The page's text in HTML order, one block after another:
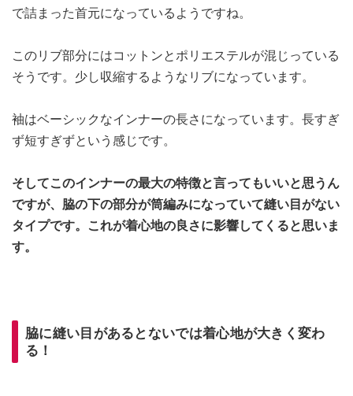
で詰まった首元になっているようですね。
このリブ部分にはコットンとポリエステルが混じっている
そうです。少し収縮するようなリブになっています。
袖はベーシックなインナーの長さになっています。長すぎ
ず短すぎずという感じです。
そしてこのインナーの最大の特徴と言ってもいいと思うん
ですが、脇の下の部分が筒編みになっていて縫い目がない
タイプです。これが着心地の良さに影響してくると思いま
す。
脇に縫い目があるとないでは着心地が大きく変わ
る！